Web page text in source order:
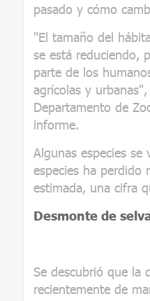
pasado y cómo
"El tamaño del
se está reduciendo,
parte de los
agrícolas y
Departamento de
informe.
Algunas especies
especies ha perdido
estimada, una cifra
Desmonte de
Se descubrió que la
recientemente de